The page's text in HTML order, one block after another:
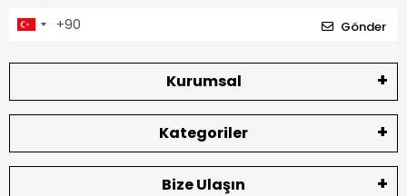
Gönder
Kurumsal
Kategoriler
Bize Ulaşın